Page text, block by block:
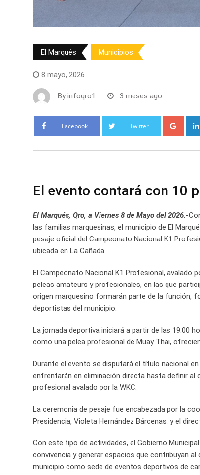
El Marqués Municipios
8 mayo, 2026
By infoqro1 3 meses ago
Facebook Twitter
El evento contará con 10
El Marqués, Qro, a Viernes 8 de Mayo del 2026.-
las familias marquesinas, el municipio de El
pesaje oficial del Campeonato Nacional K1
ubicada en La Cañada.
El Campeonato Nacional K1 Profesional, avalado
peleas amateurs y profesionales, en las que
origen marquesino formarán parte de la función,
deportistas del municipio.
La jornada deportiva iniciará a partir de las 19:00
como una pelea profesional de Muay Thai,
Durante el evento se disputará el título nacional
enfrentarán en eliminación directa hasta definir al
profesional avalado por la WKC.
La ceremonia de pesaje fue encabezada por la
Presidencia, Violeta Hernández Bárcenas, y el
Con este tipo de actividades, el Gobierno
convivencia y generar espacios que contribuyan
municipio como sede de eventos deportivos de